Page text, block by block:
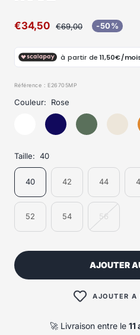
Prix
vente
€34,50
Prix
€69,00 -50%
Référence : E26705MP
Couleur: Rose
Taille: 40
40 42 44
52 54 56
AJOUTER
AJOUTER A
🚀 Livraison entre le 11